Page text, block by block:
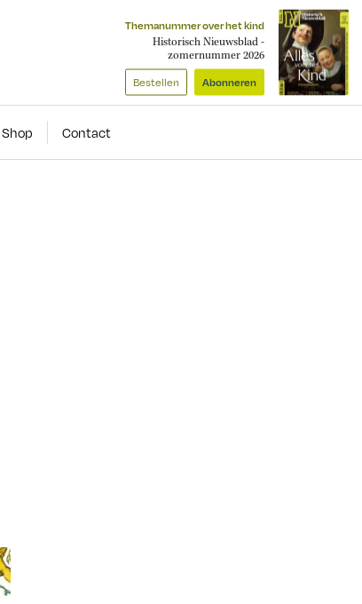
Themanummer over het kind
Historisch Nieuwsblad -
zomernummer 2026
Bestellen Abonneren
Shop Contact